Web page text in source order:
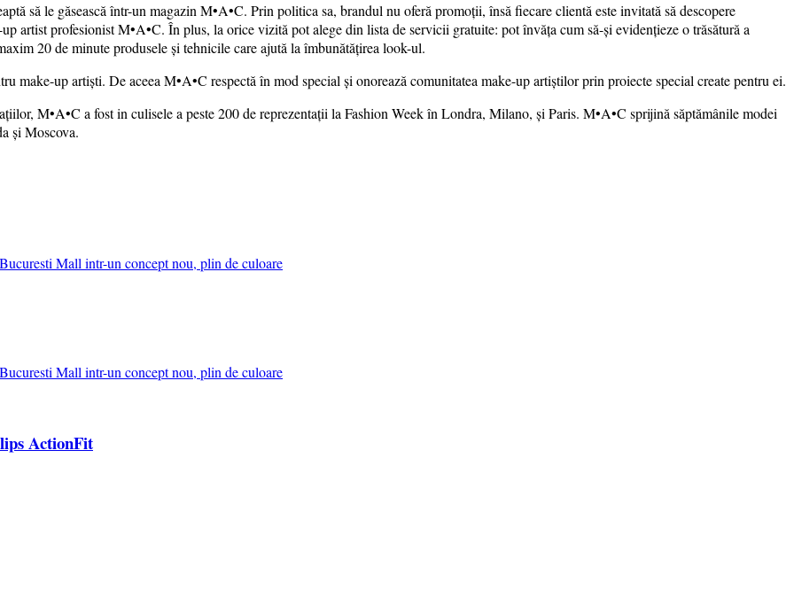
să le găsească într-un magazin M•A•C. Prin politica sa, brandul nu oferă promoții, însă fiecare clientă este invitată să descopere
artist profesionist M•A•C. În plus, la orice vizită pot alege din lista de servicii gratuite: pot învăța cum să-și evidențieze o trăsătură a
20 de minute produsele și tehnicile care ajută la îmbunătățirea look-ul.
make-up artiști. De aceea M•A•C respectă în mod special și onorează comunitatea make-up artiștilor prin proiecte special create pentru ei.
M•A•C a fost in culisele a peste 200 de reprezentații la Fashion Week în Londra, Milano, și Paris. M•A•C sprijină săptămânile modei
și Moscova.
ActionFit